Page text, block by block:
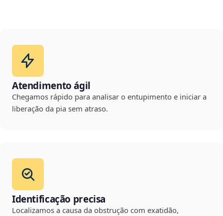
Atendimento ágil
Chegamos rápido para analisar o entupimento e iniciar a
liberação da pia sem atraso.
Identificação precisa
Localizamos a causa da obstrução com exatidão,